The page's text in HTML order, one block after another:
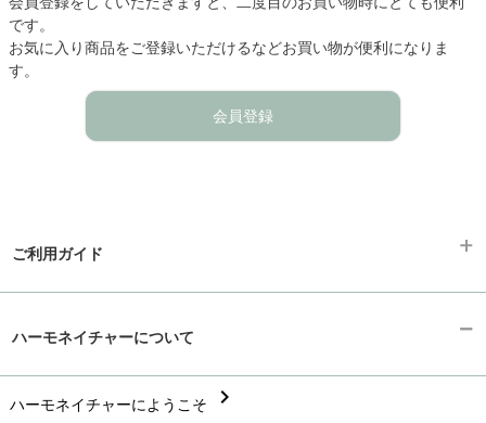
です。
お気に入り商品をご登録いただけるなどお買い物が便利になりま
す。
会員登録
ご利用ガイド
配送と送料chevron_right
ハーモネイチャーについて
ハーモネイチャーにようこそ chevron_right